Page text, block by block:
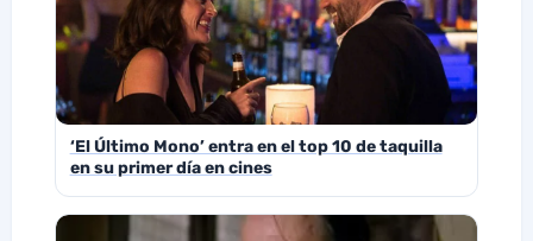
‘El Último Mono’ entra en el top 10 de taquilla
en su primer día en cines